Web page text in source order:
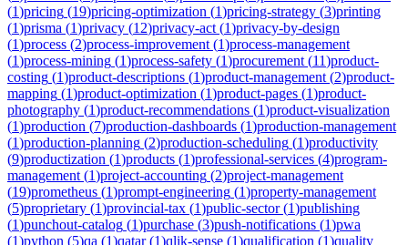
(1)pricing (19)pricing-optimization (1)pricing-strategy (3)printing
(1)prisma (1)privacy (12)privacy-act (1)privacy-by-design
(1)process (2)process-improvement (1)process-management
(1)process-mining (1)process-safety (1)procurement (11)product-
costing (1)product-descriptions (1)product-management (2)product-
mapping (1)product-optimization (1)product-pages (1)product-
photography (1)product-recommendations (1)product-visualization
(1)production (7)production-dashboards (1)production-management
(1)production-planning (2)production-scheduling (1)productivity
(9)productization (1)products (1)professional-services (4)program-
management (1)project-accounting (2)project-management
(19)prometheus (1)prompt-engineering (1)property-management
(5)proprietary (1)provincial-tax (1)public-sector(1)publishing
(1)punchout-catalog (1)purchase (3)push-notifications (1)pwa
(1)python (5)qa (1)qatar(1)qlik-sense (1)qualification (1)quality